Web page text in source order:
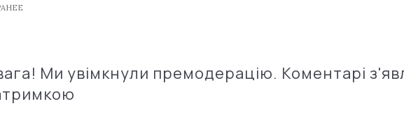
Ми увімкнули премодерацію. Коментарі